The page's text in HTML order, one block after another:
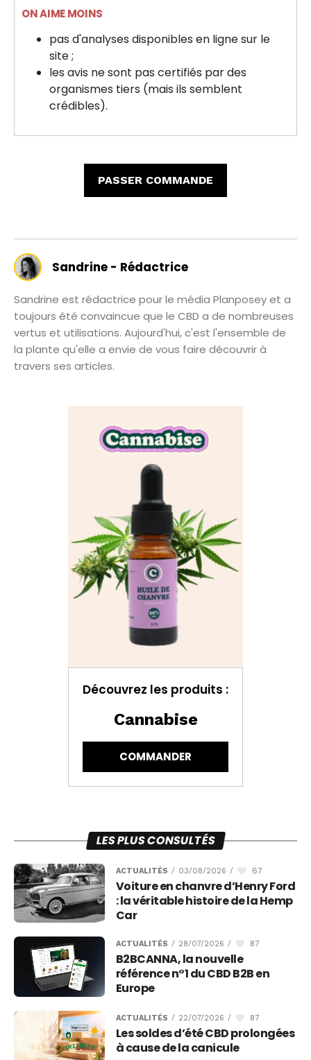
ON AIME MOINS
pas d'analyses disponibles en ligne sur le
site ;
les avis ne sont pas certifiés par des
organismes tiers (mais ils semblent
crédibles).
PASSER COMMANDE
Sandrine - Rédactrice
Sandrine est rédactrice pour le média Planposey et a
toujours été convaincue que le CBD a de nombreuses
vertus et utilisations. Aujourd'hui, c'est l'ensemble de
la plante qu'elle a envie de vous faire découvrir à
travers ses articles.
Découvrez les produits :
Cannabise
COMMANDER
LES PLUS CONSULTÉS
ACTUALITÉS / 03/08/2026 / 67
Voiture en chanvre d’Henry Ford
: la véritable histoire de la Hemp
Car
ACTUALITÉS / 28/07/2026 / 87
B2BCANNA, la nouvelle
référence n°1 du CBD B2B en
Europe
ACTUALITÉS / 22/07/2026 / 87
Les soldes d’été CBD prolongées
à cause de la canicule